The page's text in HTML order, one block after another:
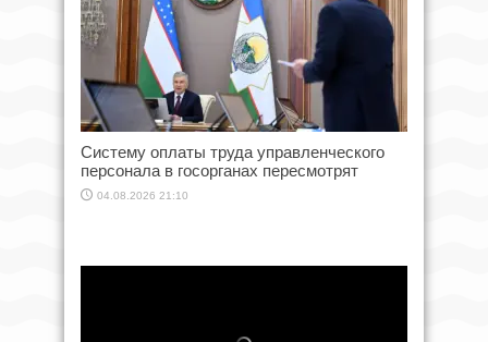
Систему оплаты труда управленческого
персонала в госорганах пересмотрят
04.08.2026 21:10